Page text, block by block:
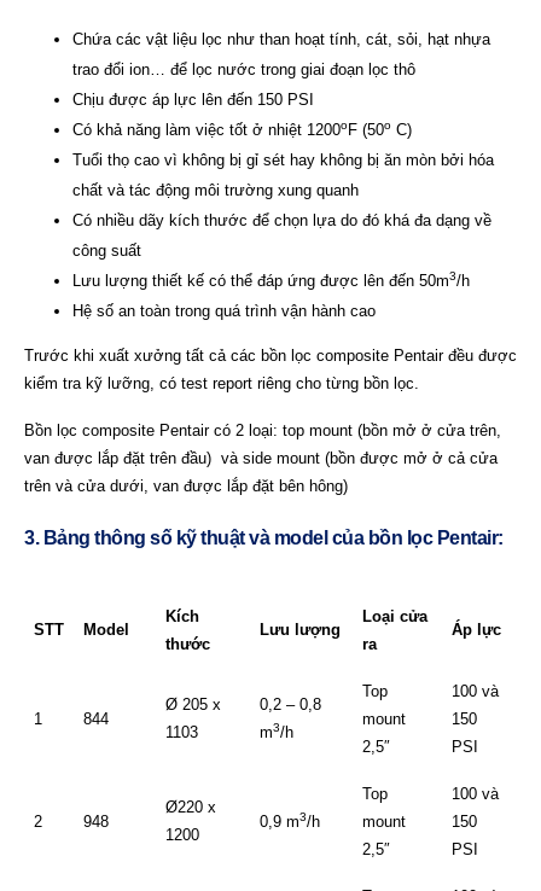
Chứa các vật liệu lọc như than hoạt tính, cát, sỏi, hạt nhựa
trao đổi ion… để lọc nước trong giai đoạn lọc thô
Chịu được áp lực lên đến 150 PSI
Có khả năng làm việc tốt ở nhiệt 1200oF (50o C)
Tuổi thọ cao vì không bị gỉ sét hay không bị ăn mòn bởi hóa
chất và tác động môi trường xung quanh
Có nhiều dãy kích thước để chọn lựa do đó khá đa dạng về
công suất
Lưu lượng thiết kế có thể đáp ứng được lên đến 50m3/h
Hệ số an toàn trong quá trình vận hành cao
Trước khi xuất xưởng tất cả các bồn lọc composite Pentair đều được
kiểm tra kỹ lưỡng, có test report riêng cho từng bồn lọc.
Bồn lọc composite Pentair có 2 loại: top mount (bồn mở ở cửa trên,
van được lắp đặt trên đầu) và side mount (bồn được mở ở cả cửa
trên và cửa dưới, van được lắp đặt bên hông)
3. Bảng thông số kỹ thuật và model của bồn lọc Pentair:
STT Model
Kích
thước
Lưu lượng
Loại cửa
ra
Áp lực
1 844
Ø 205 x
1103
0,2 – 0,8
m3/h
Top
mount
2,5″
100 và
150
PSI
2 948
Ø220 x
1200
0,9 m3/h
Top
mount
2,5″
100 và
150
PSI